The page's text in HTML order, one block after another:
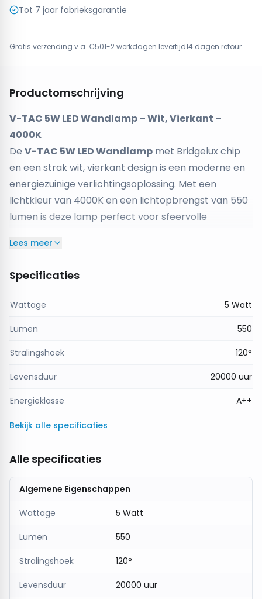
Tot 7 jaar fabrieksgarantie
Gratis verzending v.a. €501-2 werkdagen levertijd14 dagen retour
Productomschrijving
V-TAC 5W LED Wandlamp – Wit, Vierkant –
4000K
De V-TAC 5W LED Wandlamp met Bridgelux chip
en een strak wit, vierkant design is een moderne en
energiezuinige verlichtingsoplossing. Met een
lichtkleur van 4000K en een lichtopbrengst van 550
lumen is deze lamp perfect voor sfeervolle
Belangrijkste kenmerken:
Lichtopbrengst
Lichtkleur
Kleur armatuur
LED-chip: Bridgelux
Voordelen:
Strak en minimalistisch ontwerp
Geschikt voor binnen- en beschut buitengebruik
De V-TAC 5W LED Wandlamp Wit Vierkant is een
uitstekende keuze voor wie design en efficiëntie wil
combineren in stijlvolle wandverlichting.
Lees meer
Specificaties
Wattage 5 Watt
Lumen 550
Stralingshoek 120°
Levensduur 20000 uur
Energieklasse A++
Bekijk alle specificaties
Alle specificaties
Algemene Eigenschappen
Wattage 5 Watt
Lumen 550
Stralingshoek 120°
Levensduur 20000 uur